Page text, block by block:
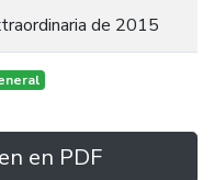
de 2015
en PDF